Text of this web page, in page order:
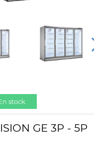
stock
GE 3P - 5P